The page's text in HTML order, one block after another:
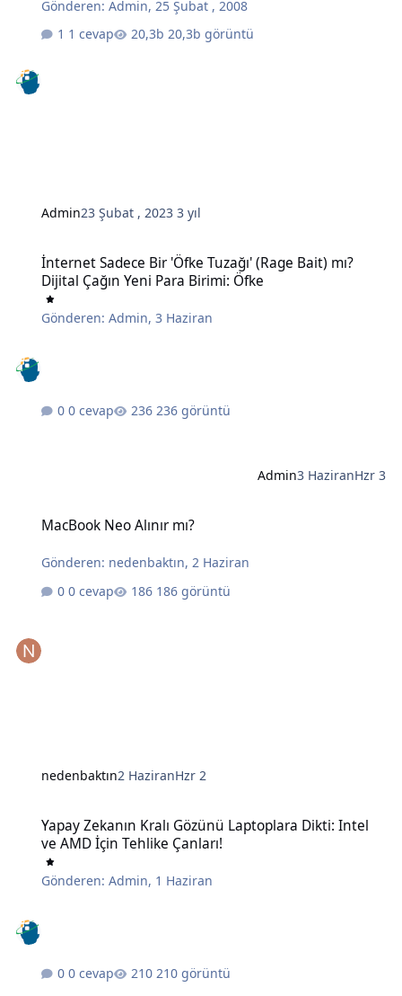
Gönderen:Admin, 25 Şubat , 2008
1 cevap
20,3b görüntü
Admin23 Şubat , 20233 yıl
İnternet Sadece Bir 'Öfke Tuzağı' (Rage Bait) mı?
Dijital Çağın Yeni Para Birimi: Öfke
Gönderen:Admin,3 Haziran
0 cevap 236 görüntü
Admin3 HaziranHzr 3
MacBook Neo Alınır mı?
Gönderen: nedenbaktın,2 Haziran
0 cevap
186 görüntü
nedenbaktın2 HaziranHzr 2
Yapay Zekanın Kralı Gözünü Laptoplara Dikti: Intel
ve AMD İçin Tehlike Çanları!
Gönderen:Admin, 1 Haziran
0 cevap 210 görüntü